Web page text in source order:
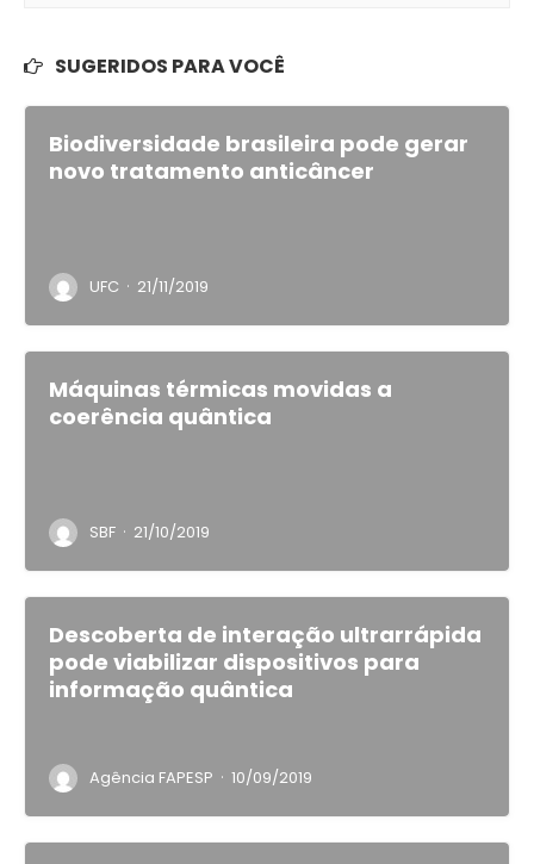
SUGERIDOS PARA VOCÊ
Biodiversidade brasileira pode gerar
novo tratamento anticâncer
UFC · 21/11/2019
Máquinas térmicas movidas a
coerência quântica
SBF · 21/10/2019
Descoberta de interação ultrarrápida
pode viabilizar dispositivos para
informação quântica
Agência FAPESP · 10/09/2019